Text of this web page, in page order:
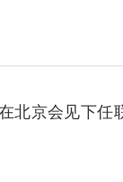
北京会见下任